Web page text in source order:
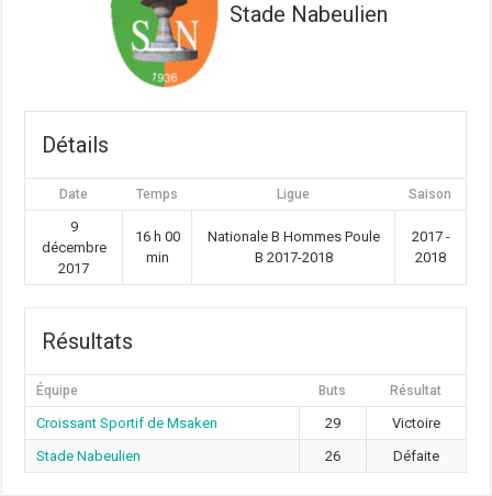
Stade Nabeulien
Détails
Date Temps Ligue Saison
9
décembre
2017
16 h 00
min
Nationale B Hommes Poule
B 2017-2018
2017 -
2018
Résultats
Équipe Buts Résultat
Croissant Sportif de Msaken 29
Victoire
Stade Nabeulien
26 Défaite